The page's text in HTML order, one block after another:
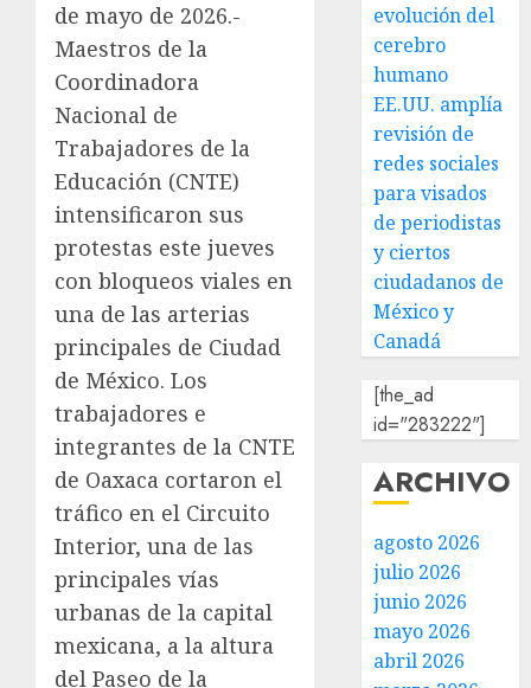
de mayo de 2026.-
Maestros de la
Coordinadora
Nacional de
Trabajadores de la
Educación (CNTE)
intensificaron sus
protestas este jueves
con bloqueos viales en
una de las arterias
principales de Ciudad
de México. Los
trabajadores e
integrantes de la CNTE
de Oaxaca cortaron el
tráfico en el Circuito
Interior, una de las
principales vías
urbanas de la capital
mexicana, a la altura
del Paseo de la
evolución del
cerebro
humano
EE.UU. amplía
revisión de
redes sociales
para visados
de periodistas
y ciertos
ciudadanos de
México y
Canadá
[the_ad
id="283222"]
ARCHIVO
agosto 2026
julio 2026
junio 2026
mayo 2026
abril 2026